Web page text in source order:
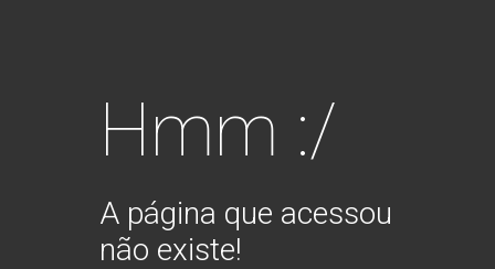
Hmm :/
A página que acessou
não existe!